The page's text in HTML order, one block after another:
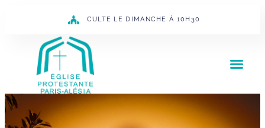
CULTE LE DIMANCHE À 10H30